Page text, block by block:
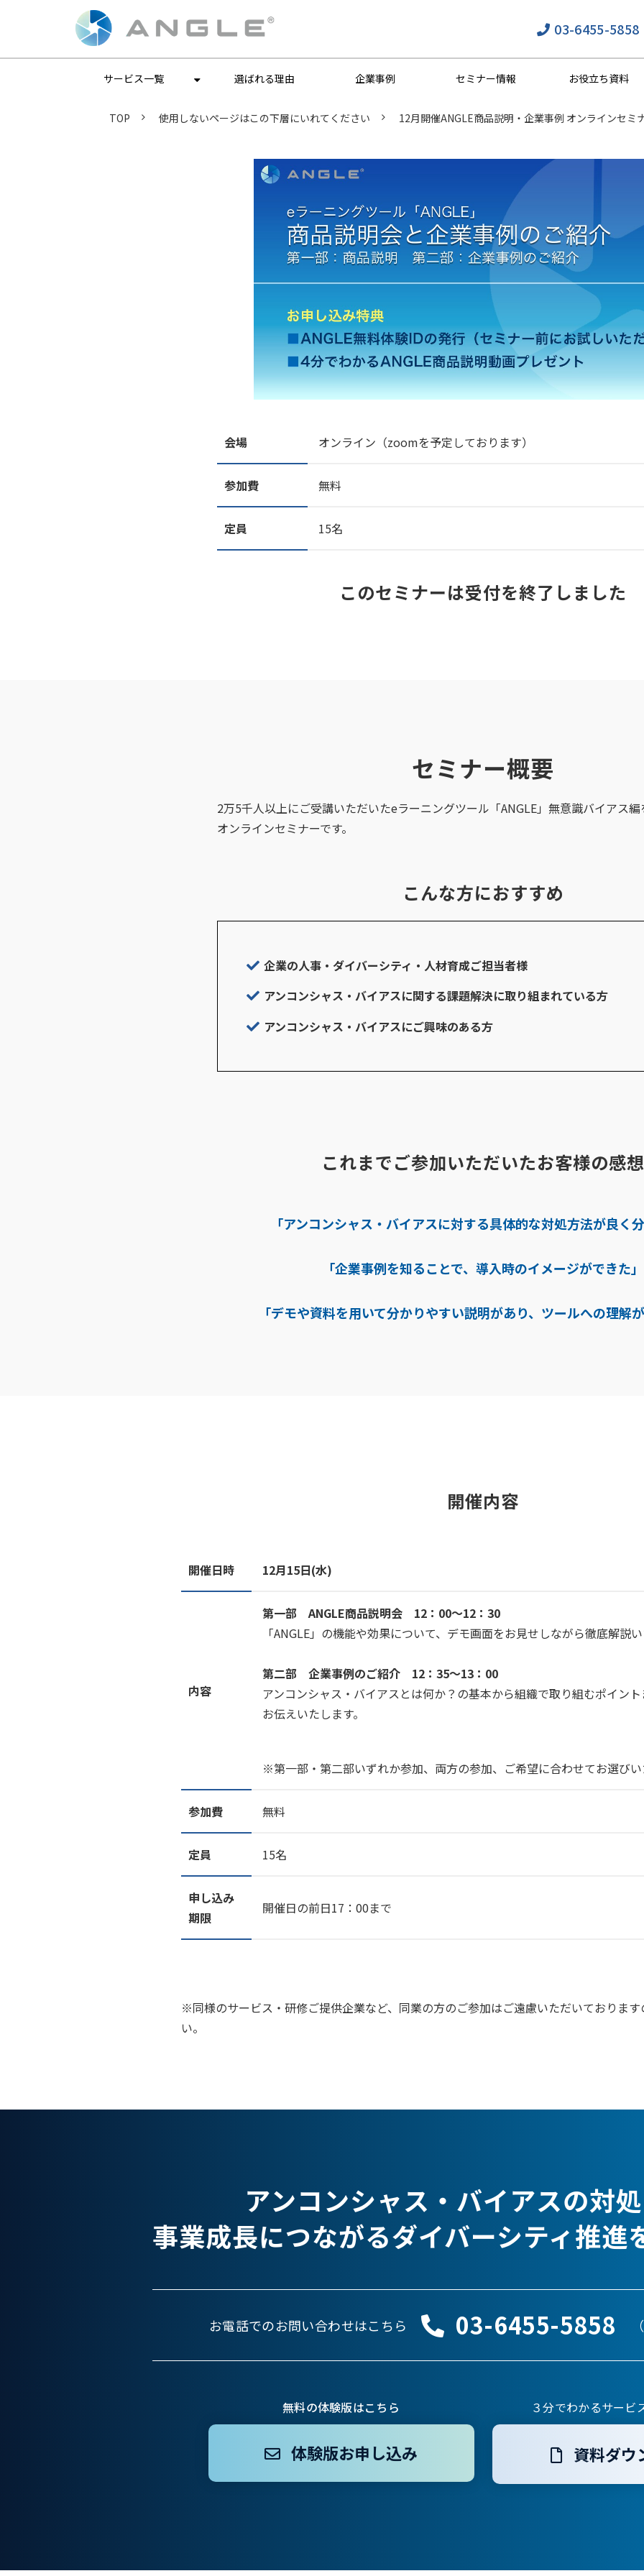
03-6455-5858
サービス一覧 選ばれる理由 企業事例 セミナー情報 お役立ち資料
TOP 使用しないページはこの下層にいれてください 12月開催ANGLE商品説明・企業事例 オンラインセミ
会場 オンライン（zoomを予定しております）
参加費 無料
定員 15名
このセミナーは受付を終了しました
セミナー概要
2万5千人以上にご受講いただいたeラーニングツール「ANGLE」無意識バイアス
オンラインセミナーです。
こんな方におすすめ
企業の人事・ダイバーシティ・人材育成ご担当者様
アンコンシャス・バイアスに関する課題解決に取り組まれている方
アンコンシャス・バイアスにご興味のある方
これまでご参加いただいたお客様の感想
「アンコンシャス・バイアスに対する具体的な対処方法が良く分
「企業事例を知ることで、導入時のイメージができた」
「デモや資料を用いて分かりやすい説明があり、ツールへの理解が
開催内容
開催日時 12月15日(水)
内容
第一部 ANGLE商品説明会 12：00～12：30
「ANGLE」の機能や効果について、デモ画面をお見せしながら徹底解説い
第二部 企業事例のご紹介 12：35～13：00
アンコンシャス・バイアスとは何か？の基本から組織で取り組むポイン
お伝えいたします。
※第一部・第二部いずれか参加、両方の参加、ご希望に合わせてお選びい
参加費 無料
定員 15名
申し込み
期限
開催日の前日17：00まで
※同様のサービス・研修ご提供企業など、同業の方のご参加はご遠慮いただいております
い。
アンコンシャス・バイアスの対
事業成長につながるダイバーシティ推進
お電話でのお問い合わせはこちら 03-6455-5858
無料の体験版はこちら
体験版お申し込み
３分でわかるサービ
資料ダウ